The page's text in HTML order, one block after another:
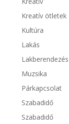
Kreatív ötletek
Kultúra
Lakás
Lakberendezés
Muzsika
Párkapcsolat
Szabadidő
Szabadidő